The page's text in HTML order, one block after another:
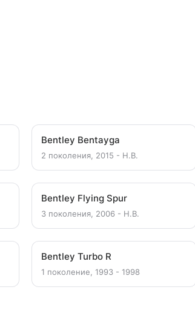
Bentley Bentayga
2 поколения, 2015 - Н.В.
Bentley Flying Spur
3 поколения, 2006 - Н.В.
Bentley Turbo R
1 поколение, 1993 - 1998